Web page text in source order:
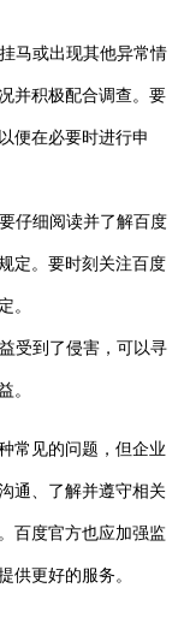
马或出现其他异常情
并积极配合调查。要
便在必要时进行申
仔细阅读并了解百度
定。要时刻关注百度
。
受到了侵害，可以寻
。
常见的问题，但企业
通、了解并遵守相关
百度官方也应加强监
供更好的服务。